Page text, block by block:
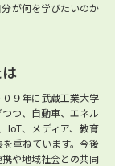
が何を学びたいのか
９年に武蔵工業大学
つ、自動車、エネル
IoT、メディア、教育
重ねています。今後
や地域社会との共同